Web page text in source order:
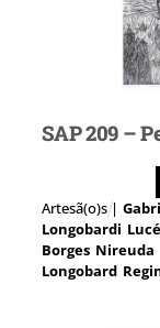
SAP 209 –
Artesã(o)s |
Longobardi
Borges Nireuda
Longobard